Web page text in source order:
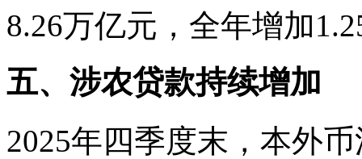
8.26万亿元，全年增加
五、涉农贷款持续增加
2025年四季度末，本外